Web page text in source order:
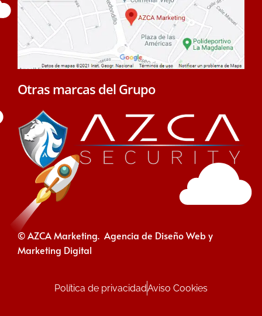
Otras marcas del Grupo
© AZCA Marketing. Agencia de Diseño Web y
Marketing Digital
Política de privacidadAviso Cookies